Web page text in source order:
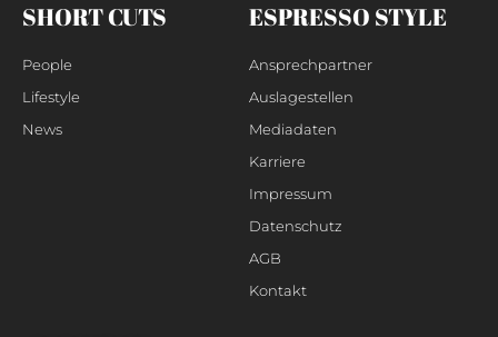
SHORT CUTS
People
Lifestyle
News
ESPRESSO STYLE
Ansprechpartner
Auslagestellen
Mediadaten
Karriere
Impressum
Datenschutz
AGB
Kontakt